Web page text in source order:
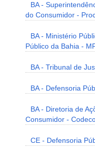
BA -
do Consumidor -
BA - Ministério
Público da Bahia -
BA - Tribunal de
BA - Defensoria
BA - Diretoria de
Consumidor -
CE - Defensoria